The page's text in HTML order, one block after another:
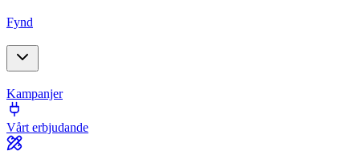
Fynd
Kampanjer
Vårt erbjudande